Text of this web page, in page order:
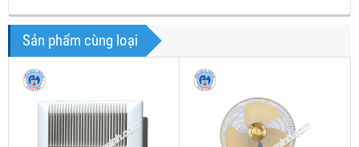
Sản phẩm cùng loại